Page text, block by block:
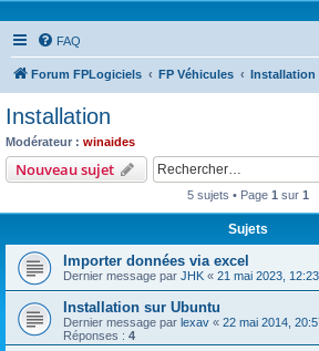
FAQ
Forum FPLogiciels FP Véhicules Installation
Installation
Modérateur : winaides
Nouveau sujet
5 sujets • Page 1 sur 1
Sujets
Importer données via excel
Dernier message par JHK « 21 mai 2023, 12:23
Installation sur Ubuntu
Dernier message par lexav « 22 mai 2014,
Réponses : 4